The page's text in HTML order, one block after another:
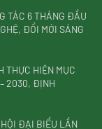
TÁC 6 THÁNG ĐẦU
ĐỔI MỚI SÁNG
THỰC HIỆN MỤC
2030, ĐỊNH
HỘI ĐẠI BIỂU LẦN